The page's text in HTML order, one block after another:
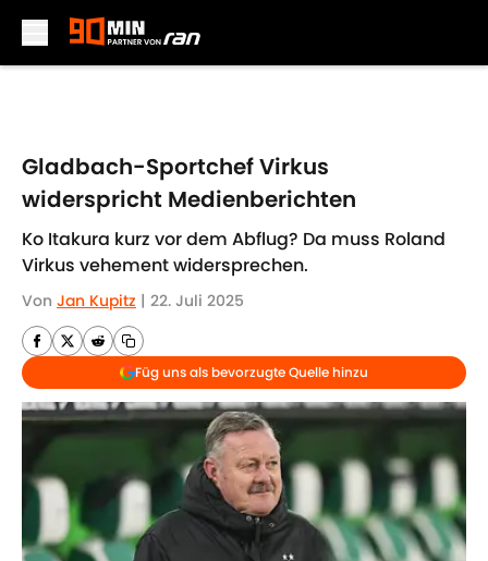
Gladbach-Sportchef Virkus
widerspricht Medienberichten
Ko Itakura kurz vor dem Abflug? Da muss Roland
Virkus vehement widersprechen.
Von Jan Kupitz | 22. Juli 2025
Füg uns als bevorzugte Quelle hinzu